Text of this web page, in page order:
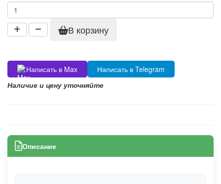
В корзину
Написать в Max
Написать в Telegram
Наличие и цену уточняйте
Описание